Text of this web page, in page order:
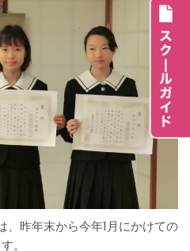
、昨年末から今年1月にかけての
。